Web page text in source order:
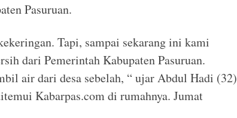
Pasuruan.
Tapi, sampai sekarang ini kami
dari Pemerintah Kabupaten Pasuruan.
air dari desa sebelah, “ ujar Abdul Hadi (32)
Kabarpas.com di rumahnya. Jumat